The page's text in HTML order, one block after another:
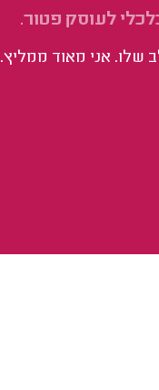
לעוסק פטור.
שלו. אני מאוד ממליץ.